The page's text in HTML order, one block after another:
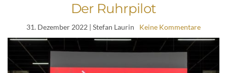
Der Ruhrpilot
31. Dezember 2022 | Stefan Laurin Keine Kommentare